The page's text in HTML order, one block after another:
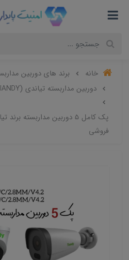
خانه
برند های دوربین
دوربین مداربسته تیاندی (TIANDY)
پک کامل 5 دوربین مداربسته
فروشی